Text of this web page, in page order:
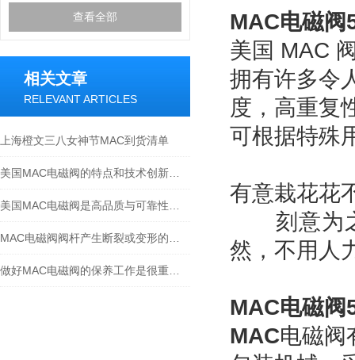
查看全部
相关文章
RELEVANT ARTICLES
上海橙文三八女神节MAC到货清单
MAC电磁
美国 MAC
拥有许多令
度，高重复
可根据特殊
有意栽花花
刻意为之
然，不用人
MAC电磁
MAC电磁阀